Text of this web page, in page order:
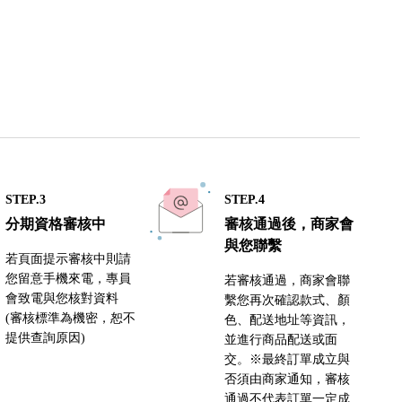
STEP.3
分期資格審核中
若頁面提示審核中則請
您留意手機來電，專員
會致電與您核對資料
(審核標準為機密，恕不
提供查詢原因)
STEP.4
審核通過後，商家會
與您聯繫
若審核通過，商家會聯
繫您再次確認款式、顏
色、配送地址等資訊，
並進行商品配送或面
交。※最終訂單成立與
否須由商家通知，審核
通過不代表訂單一定成